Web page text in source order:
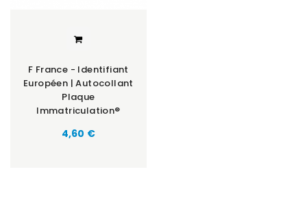
F France - Identifiant
Européen | Autocollant
Plaque
Immatriculation®
Prix
4,60 €